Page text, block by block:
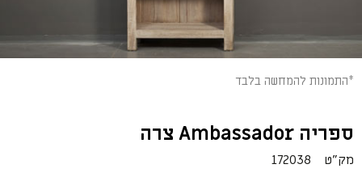
*התמונות להמחשה בלבד
ספריה Ambassador צרה
מק"ט
172038